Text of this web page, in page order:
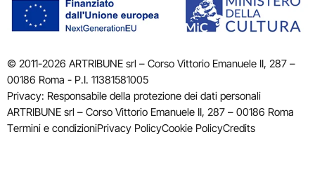
© 2011-2026 ARTRIBUNE srl – Corso Vittorio Emanuele II, 287 –
00186 Roma - P.I. 11381581005
Privacy: Responsabile della protezione dei dati personali
ARTRIBUNE srl – Corso Vittorio Emanuele II, 287 – 00186 Roma
Termini e condizioniPrivacy PolicyCookie PolicyCredits